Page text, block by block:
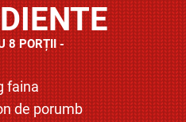
8 PORȚII
faina
de porumb